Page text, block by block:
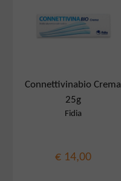
Connettivinabio Crema
25g
Fidia
€ 14,00